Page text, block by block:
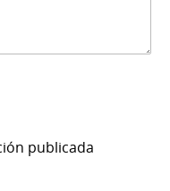
publicada